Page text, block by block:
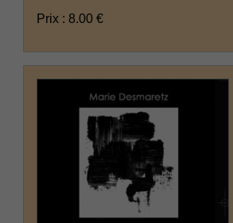
Prix : 8.00 €